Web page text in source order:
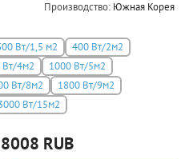
Производство: Южная Корея
Вт/1,5 м2
400 Вт/2м2
Вт/4м2
1000 Вт/5м2
Вт/8м2
1800 Вт/9м2
Вт/15м2
8008 RUB